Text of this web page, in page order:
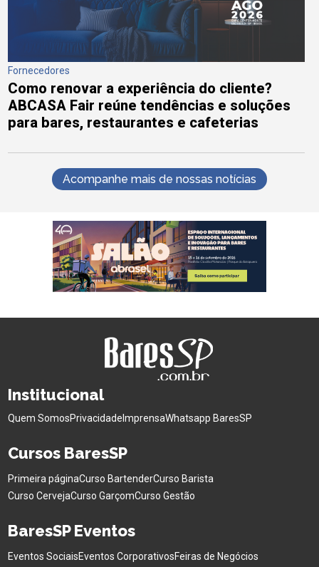
Fornecedores
Como renovar a experiência do cliente?
ABCASA Fair reúne tendências e soluções
para bares, restaurantes e cafeterias
Acompanhe mais de nossas notícias
Institucional
Quem SomosPrivacidade ImprensaWhatsapp BaresSP
Cursos BaresSP
Primeira páginaCurso BartenderCurso Barista
Curso CervejaCurso GarçomCurso Gestão
BaresSP Eventos
Eventos SociaisEventos CorporativosFeiras de Negócios